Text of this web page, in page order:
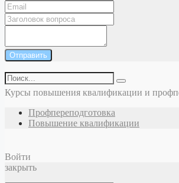
Отправить
Курсы повышения квалификации и
Профпереподготовка
Повышение квалификации
Войти
закрыть